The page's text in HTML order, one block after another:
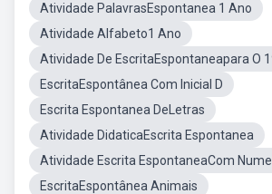
Atividade PalavrasEspontanea 1 Ano
Atividade Alfabeto1 Ano
Atividade De EscritaEspontaneapara O
EscritaEspontânea Com Inicial D
Escrita Espontanea DeLetras
Atividade DidaticaEscrita Espontanea
Atividade Escrita EspontaneaCom
EscritaEspontânea Animais